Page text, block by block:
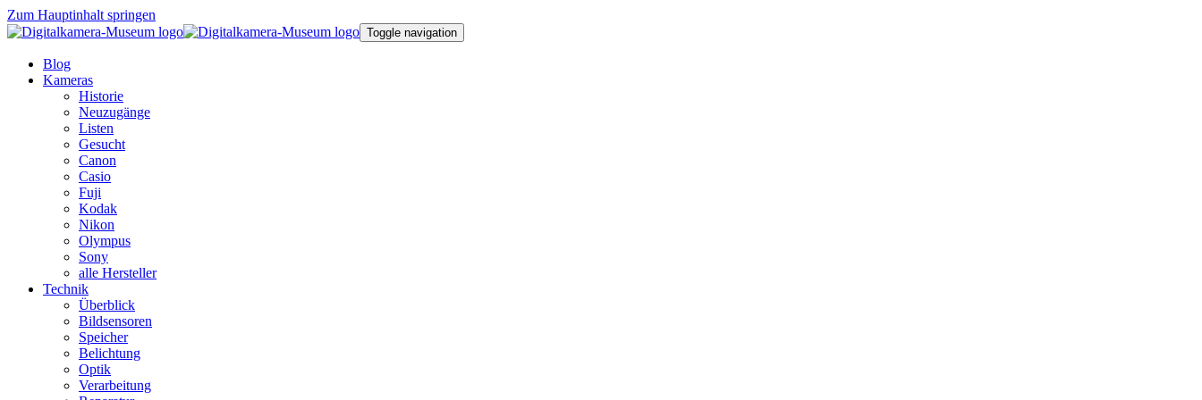
Zum Hauptinhalt springen
Toggle navigation
Blog
Kameras
Historie
Neuzugänge
Listen
Gesucht
Canon
Casio
Fuji
Kodak
Nikon
Olympus
Sony
alle Hersteller
Technik
Überblick
Bildsensoren
Speicher
Belichtung
Optik
Verarbeitung